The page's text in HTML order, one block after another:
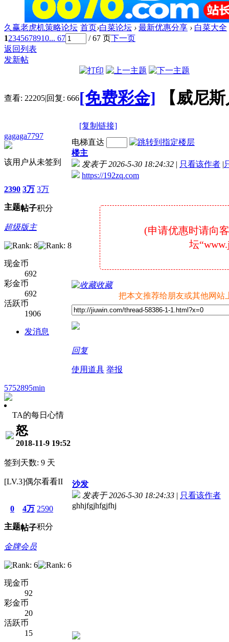
久赢老虎机策略论坛 首页›白菜论坛 › 最新优惠分享 › 白菜大全
12345678910... 67 / 67 页下一页
返回列表
发新帖
查看: 22205|回复: 666[免费彩金] 【威尼
[复制链接]
gagaga7797
该用户从未签到
2390
主题
3万
帖子
3万
积分
超级版主
现金币
692
彩金币
692
活跃币
1906
发消息
电梯直达
楼主
发表于 2026-5-30 18:24:32 | 只看该作者 |
https://192zq.com
(申请优惠时请向
坛
收藏
把本文推荐给朋友或其他网站
回复
使用道具 举报
5752895min
TA的每日心情
怒
2018-11-9 19:52
签到天数: 9 天
[LV.3]偶尔看看II
0
主题
4万
帖子
2590
积分
金牌会员
现金币
92
彩金币
20
活跃币
15
沙发
发表于 2026-5-30 18:24:33 | 只看该作者
ghhjfgjhfgjfhj